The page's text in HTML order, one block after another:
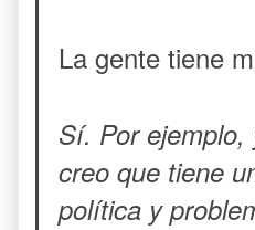
La gente tiene
Sí. Por
creo que tiene
política y